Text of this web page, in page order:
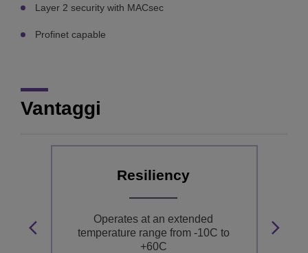
Layer 2 security with MACsec
Profinet capable
Vantaggi
Resiliency
Operates at an extended
temperature range from -10C to
+60C